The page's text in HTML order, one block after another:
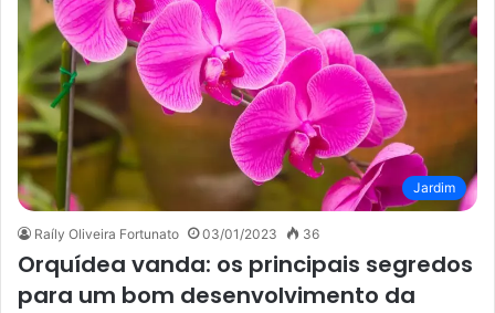
Jardim
Raíly Oliveira Fortunato 03/01/2023 36
Orquídea vanda: os principais segredos
para um bom desenvolvimento da